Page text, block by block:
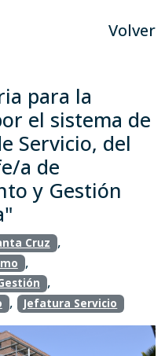
Volver
para la
el sistema de
Servicio, del
a de
y Gestión
Cruz ,
,
,
, Jefatura Servicio